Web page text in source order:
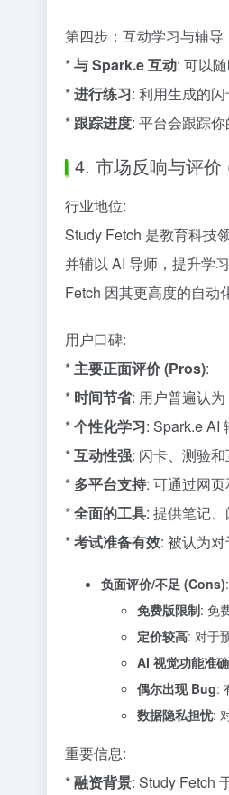
第四步：互动学习与辅导
*与 Spark.e 互动: 可以
*进行练习: 利用生成的
* 跟踪进度: 平台会跟踪
4. 市场反响与评价
行业地位:
Study Fetch 是教育科技
并辅以 AI 导师，提升学
Fetch 因其更高度的自动
用户口碑:
*主要正面评价 (Pros):
* 时间节省: 用户普遍认
*个性化学习: Spark.e AI
*互动性强: 闪卡、测验
* 多平台支持: 可通过网
*全面的工具: 提供笔记
*考试准备有效: 被认为
负面评价/不足 (Cons):
免费版限制: 免
定价较高: 对于
AI 视觉功能准
偶尔出现 Bug:
数据隐私担忧:
重要信息:
*融资背景: Study Fetch